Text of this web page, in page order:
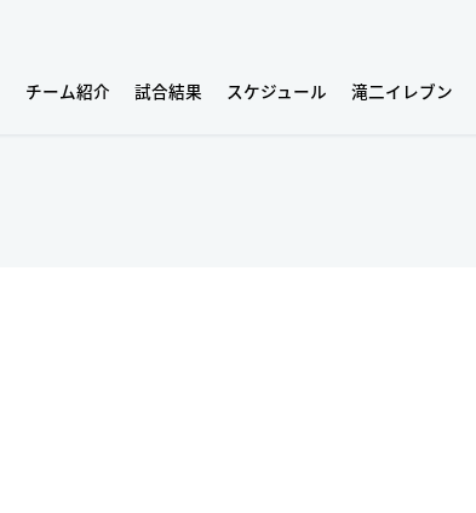
チーム紹介 試合結果 スケジュール 滝二イレブン